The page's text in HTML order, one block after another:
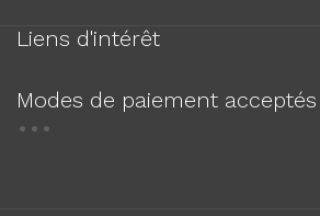
Liens d'intérêt
Modes de paiement acceptés